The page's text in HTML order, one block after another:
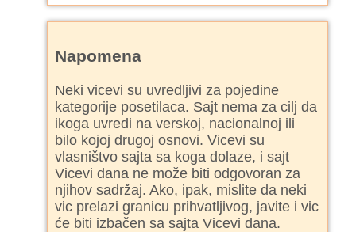
Napomena
Neki vicevi su uvredljivi za pojedine
kategorije posetilaca. Sajt nema za cilj da
ikoga uvredi na verskoj, nacionalnoj ili
bilo kojoj drugoj osnovi. Vicevi su
vlasništvo sajta sa koga dolaze, i sajt
Vicevi dana ne može biti odgovoran za
njihov sadržaj. Ako, ipak, mislite da neki
vic prelazi granicu prihvatljivog, javite i vic
će biti izbačen sa sajta Vicevi dana.